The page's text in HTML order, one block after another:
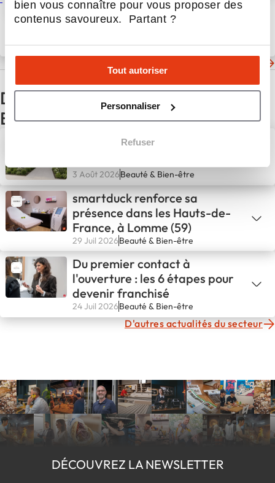
bien vous connaître pour vous proposer des
contenus savoureux. Partant ?
Tout autoriser
Personnaliser
Refuser
Transformer votre salon en
Biocoiff® ou en ouvrir un
15 Juil 2025Actualités
D'autres actualités du secteur
Beauté & Bien-être
Recherche de partenaires à
3 Août 2026Beauté & Bien-être
smartduck renforce sa
présence dans les Hauts-de-
France, à Lomme (59)
29 Juil 2026Beauté & Bien-être
Du premier contact à
l'ouverture : les 6 étapes pour
devenir franchisé
24 Juil 2026Beauté & Bien-être
D'autres actualités du secteur
DÉCOUVREZ LA NEWSLETTER